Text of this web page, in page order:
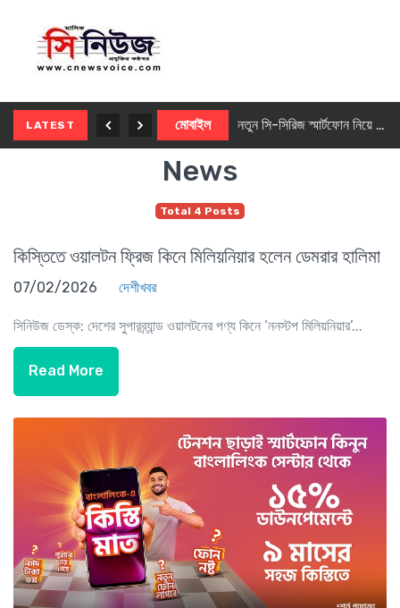
LATEST মোবাইল নতুন সি-সিরিজ স্মার্টফোন নিয়ে আসছে রিয়েলমি
News
Total 4 Posts
কিস্তিতে ওয়ালটন ফ্রিজ কিনে মিলিয়নিয়ার হলেন ডেমরার হালিমা
07/02/2026 দেশীখবর
সিনিউজ ডেস্ক: দেশের সুপারব্র্যান্ড ওয়ালটনের পণ্য কিনে ‘ননস্টপ মিলিয়নিয়ার’...
Read More